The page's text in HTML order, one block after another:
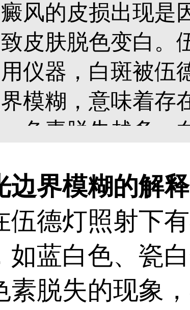
风的皮损出现是
皮肤脱色变白。
仪器，白斑被伍
模糊，意味着存
色素脱失越多，
界模糊的解释
德灯照射下有
蓝白色、瓷
脱失的现象